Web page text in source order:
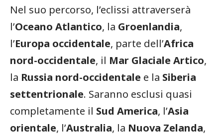
Nel suo percorso, l’eclissi attraverserà
l’Oceano Atlantico, la Groenlandia,
l’Europa occidentale, parte dell’Africa
nord-occidentale, il Mar Glaciale Artico,
la Russia nord-occidentale e la Siberia
settentrionale. Saranno esclusi quasi
completamente il Sud America, l’Asia
orientale, l’Australia, la Nuova Zelanda,